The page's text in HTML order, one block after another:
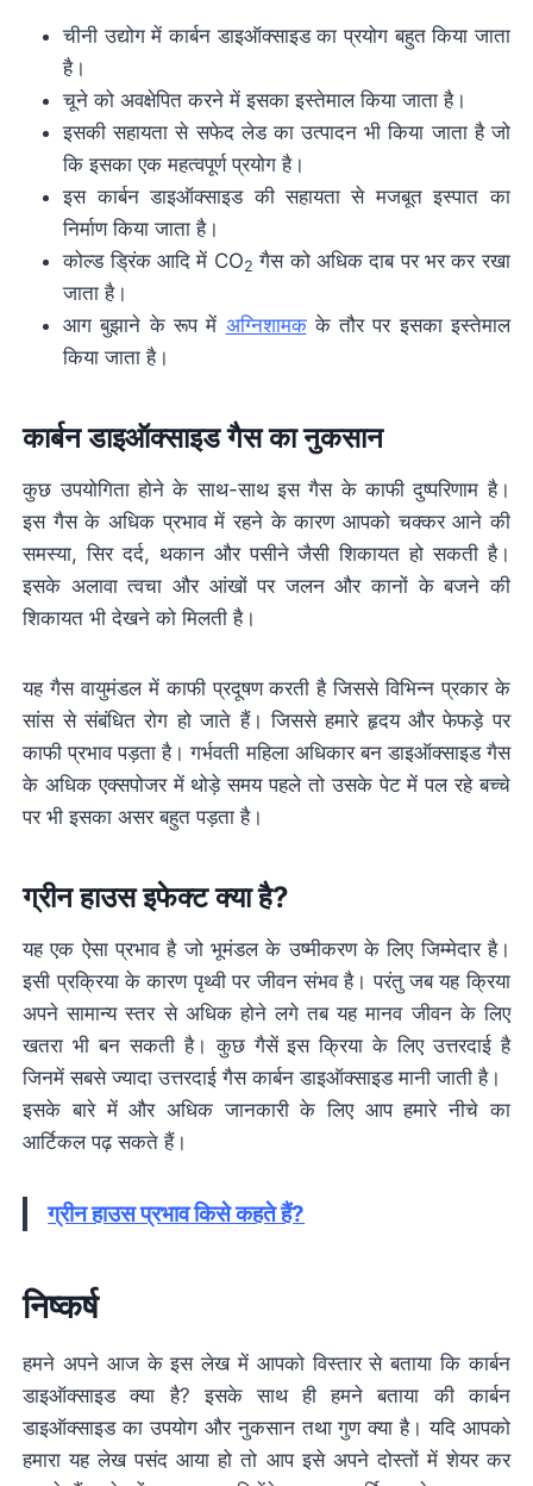
चीनी उद्योग में कार्बन डाइऑक्साइड का प्रयोग बहुत किया जाता
है।
चूने को अवक्षेपित करने में इसका इस्तेमाल किया जाता है।
इसकी सहायता से सफेद लेड का उत्पादन भी किया जाता है जो
कि इसका एक महत्वपूर्ण प्रयोग है।
इस कार्बन डाइऑक्साइड की सहायता से मजबूत इस्पात का
निर्माण किया जाता है।
कोल्ड ड्रिंक आदि में CO2 गैस को अधिक दाब पर भर कर रखा
जाता है।
आग बुझाने के रूप में अग्निशामकके तौर पर इसका इस्तेमाल
किया जाता है।
कार्बन डाइऑक्साइड गैस का नुकसान
कुछ उपयोगिता होने के साथ-साथ इस गैस के काफी दुष्परिणाम है।
इस गैस के अधिक प्रभाव में रहने के कारण आपको चक्कर आने की
समस्या, सिर दर्द, थकान और पसीने जैसी शिकायत हो सकती है।
इसके अलावा त्वचा और आंखों पर जलन और कानों के बजने की
शिकायत भी देखने को मिलती है।
यह गैस वायुमंडल में काफी प्रदूषण करती है जिससे विभिन्न प्रकार के
सांस से संबंधित रोग हो जाते हैं। जिससे हमारे हृदय और फेफड़े पर
काफी प्रभाव पड़ता है। गर्भवती महिला अधिकार बन डाइऑक्साइड गैस
के अधिक एक्सपोजर में थोड़े समय पहले तो उसके पेट में पल रहे बच्चे
पर भी इसका असर बहुत पड़ता है।
ग्रीन हाउस इफेक्ट क्या है?
यह एक ऐसा प्रभाव है जो भूमंडल के उष्मीकरण के लिए जिम्मेदार है।
इसी प्रक्रिया के कारण पृथ्वी पर जीवन संभव है। परंतु जब यह क्रिया
अपने सामान्य स्तर से अधिक होने लगे तब यह मानव जीवन के लिए
खतरा भी बन सकती है। कुछ गैसें इस क्रिया के लिए उत्तरदाई है
जिनमें सबसे ज्यादा उत्तरदाई गैस कार्बन डाइऑक्साइड मानी जाती है।
इसके बारे में और अधिक जानकारी के लिए आप हमारे नीचे का
आर्टिकल पढ़ सकते हैं।
ग्रीन हाउस प्रभाव किसे कहते हैं?
निष्कर्ष
हमने अपने आज के इस लेख में आपको विस्तार से बताया कि कार्बन
डाइऑक्साइड क्या है? इसके साथ ही हमने बताया की कार्बन
डाइऑक्साइड का उपयोग और नुकसान तथा गुण क्या है। यदि आपको
हमारा यह लेख पसंद आया हो तो आप इसे अपने दोस्तों में शेयर कर